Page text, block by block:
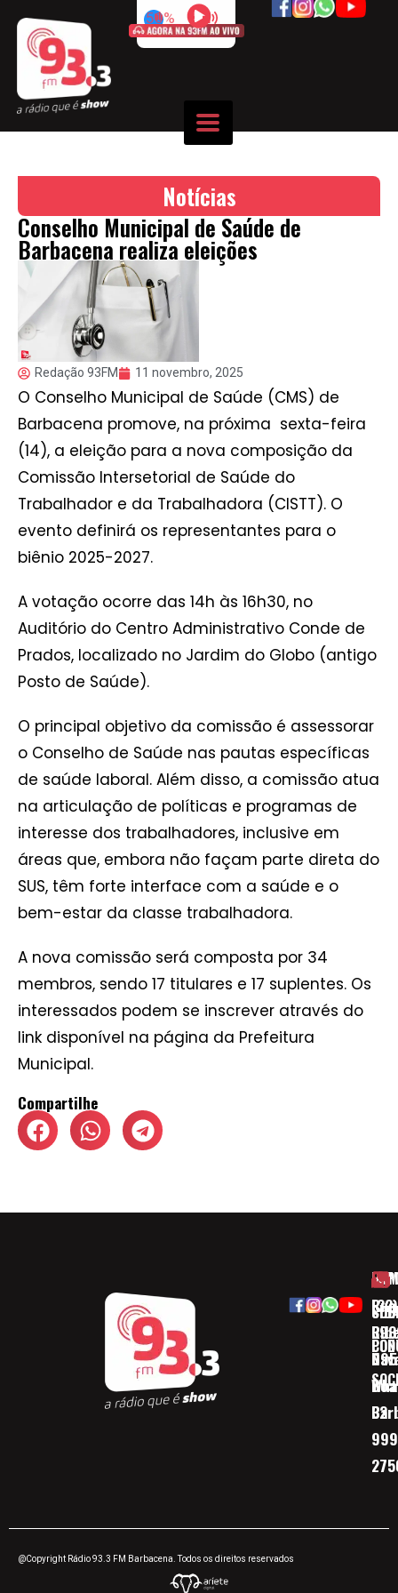
50%
Notícias
Conselho Municipal de Saúde de
Barbacena realiza eleições
Redação 93FM 11 novembro, 2025
O Conselho Municipal de Saúde (CMS) de
Barbacena promove, na próxima sexta-feira
(14), a eleição para a nova composição da
Comissão Intersetorial de Saúde do
Trabalhador e da Trabalhadora (CISTT). O
evento definirá os representantes para o
biênio 2025-2027.
A votação ocorre das 14h às 16h30, no
Auditório do Centro Administrativo Conde de
Prados, localizado no Jardim do Globo (antigo
Posto de Saúde).
O principal objetivo da comissão é assessorar
o Conselho de Saúde nas pautas específicas
de saúde laboral. Além disso, a comissão atua
na articulação de políticas e programas de
interesse dos trabalhadores, inclusive em
áreas que, embora não façam parte direta do
SUS, têm forte interface com a saúde e o
bem-estar da classe trabalhadora.
A nova comissão será composta por 34
membros, sendo 17 titulares e 17 suplentes. Os
interessados podem se inscrever através do
link disponível na página da Prefeitura
Municipal.
Compartilhe
(32)
32
@Copyright Rádio 93.3 FM Barbacena. Todos os direitos reservados